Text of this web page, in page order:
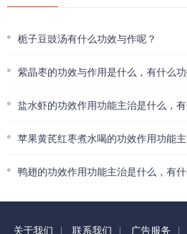
栀子豆豉汤有什么功效与作呢？
紫晶枣的功效与作用是什么，有什么
盐水虾的功效作用功能主治是什么，
鸭翅的功效作用功能主治是什么，有
关于我们 联系我们 广告服务